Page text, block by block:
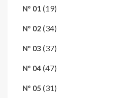
Nº 01 (19)
Nº 02 (34)
Nº 03 (37)
Nº 04 (47)
Nº 05 (31)